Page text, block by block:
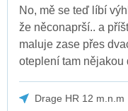
No, mě se teď líbí
že něconaprší.. a
maluje zase přes
oteplení tam nějakou
Drage HR 12 m.n.m